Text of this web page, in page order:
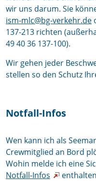
wir uns darum. Sie
ism-mlc@bg-verkehr.de
137-213 richten
49 40 36 137-100).
Wir gehen jeder
stellen so den Schutz
Notfall-Infos
Wen kann ich als
Crewmitglied an Bord
Wohin melde ich eine
Notfall-Infos